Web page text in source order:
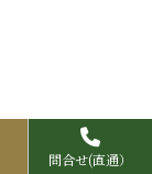
問合せ(直通）